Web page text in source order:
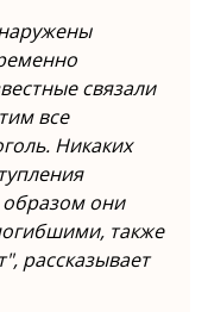
связали
все
Никаких
они
также
рассказывает